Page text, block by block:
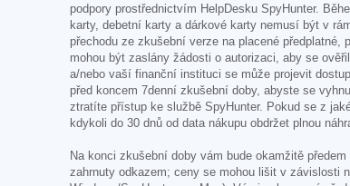
podpory prostřednictvím HelpDesku SpyHunter.
karty, debetní karty a dárkové karty nemusí být v
přechodu ze zkušební verze na placené
mohou být zaslány žádosti o autorizaci, aby se
a/nebo vaší finanční instituci se může projevit
před koncem 7denní zkušební doby, abyste se
ztratíte přístup ke službě SpyHunter. Pokud se z
kdykoli do 30 dnů od data nákupu obdržet plnou
Na konci zkušební doby vám bude okamžitě
zahrnuty odkazem; ceny se mohou lišit v závislosti